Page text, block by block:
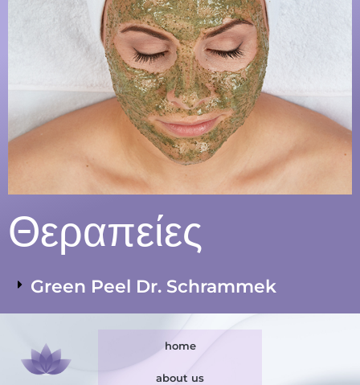
Θεραπείες
Green Peel Dr. Schrammek
home
about us